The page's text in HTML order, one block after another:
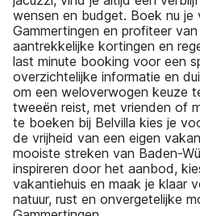
wensen en budget. Boek nu je
Gammertingen en profiteer
aantrekkelijke kortingen en
last minute booking voor een
overzichtelijke informatie en
om een weloverwogen keuze
tweeën reist, met vrienden of
te boeken bij Belvilla kies je
de vrijheid van een eigen
mooiste streken van Baden-
inspireren door het aanbod,
vakantiehuis en maak je klaar
natuur, rust en onvergetelijke